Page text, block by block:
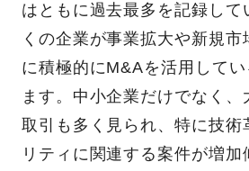
はともに過去最多を記録して
くの企業が事業拡大や新規市
に積極的にM&Aを活用してい
ます。中小企業だけでなく、
取引も多く見られ、特に技術
リティに関連する案件が増加